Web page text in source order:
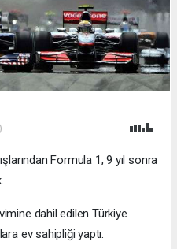
Formula 1, 9 yıl sonra
dahil edilen Türkiye
ev sahipliği yaptı.